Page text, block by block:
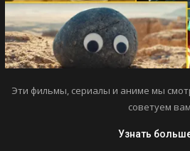
Эти фильмы, сериалы и аниме мы
советуем вам
Узнать